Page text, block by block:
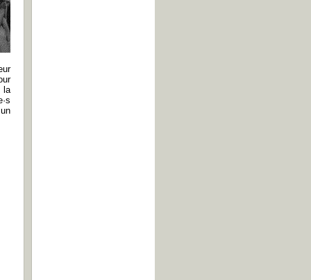
la